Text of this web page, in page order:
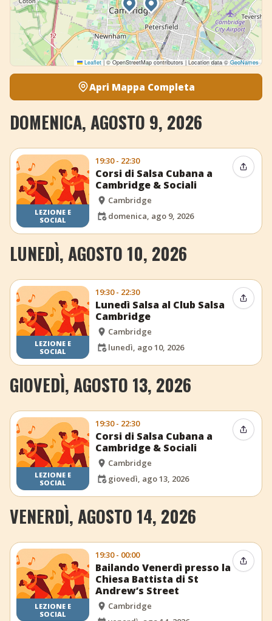
Leaflet | © OpenStreetMap contributors | Location data ©GeoNames
Apri Mappa Completa
DOMENICA, AGOSTO 9, 2026
LEZIONE E
SOCIAL
19:30 - 22:30
Corsi di Salsa Cubana a
Cambridge & Sociali
Cambridge
domenica, ago 9, 2026
LUNEDÌ, AGOSTO 10, 2026
LEZIONE E
SOCIAL
19:30 - 22:30
Lunedì Salsa al Club Salsa
Cambridge
Cambridge
lunedì, ago 10, 2026
GIOVEDÌ, AGOSTO 13, 2026
LEZIONE E
SOCIAL
19:30 - 22:30
Corsi di Salsa Cubana a
Cambridge & Sociali
Cambridge
giovedì, ago 13, 2026
VENERDÌ, AGOSTO 14, 2026
LEZIONE E
SOCIAL
19:30 - 00:00
Bailando Venerdì presso la
Chiesa Battista di St
Andrew’s Street
Cambridge